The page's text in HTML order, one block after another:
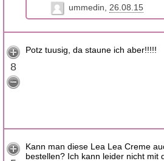
ummedin
26.08.15
8
Potz tuusig, da staune ich aber!!!!!
Kann man diese Lea Lea Creme
bestellen? Ich kann leider nicht mit